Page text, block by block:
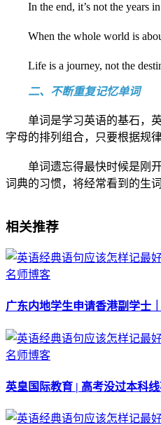
In the end, it’s not the
When the whole world is
Life is a journey, not the
二、不断重复记忆单词
单词是学习英语的基石，
字母的排列组合，只要根据规
单词遗忘得最快时候是刚
词典的习惯，将经常看到的生
相关推荐
名师博客
广东内地学生申请香港副学士
名师博客
英皇国际教育 | 高考没过本科